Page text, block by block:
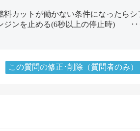
カットが働かない条件になったら
ジンを止める(6秒以上の停止時) ･
この質問の修正･削除（質問者のみ）